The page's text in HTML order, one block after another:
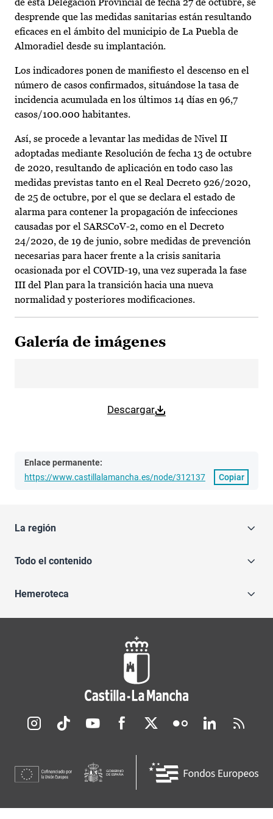
desprende que las medidas sanitarias están resultando
eficaces en el ámbito del municipio de La Puebla de
Almoradiel desde su implantación.
Los indicadores ponen de manifiesto el descenso en el
número de casos confirmados, situándose la tasa de
incidencia acumulada en los últimos 14 días en 96,7
casos/100.000 habitantes.
Así, se procede a levantar las medidas de Nivel II
adoptadas mediante Resolución de fecha 13 de octubre
de 2020, resultando de aplicación en todo caso las
medidas previstas tanto en el Real Decreto 926/2020,
de 25 de octubre, por el que se declara el estado de
alarma para contener la propagación de infecciones
causadas por el SARSCoV-2, como en el Decreto
24/2020, de 19 de junio, sobre medidas de prevención
necesarias para hacer frente a la crisis sanitaria
ocasionada por el COVID-19, una vez superada la fase
III del Plan para la transición hacia una nueva
normalidad y posteriores modificaciones.
Galería de imágenes
Descargar
Enlace permanente:
https://www.castillalamancha.es/node/312137
Copiar
La región
Todo el contenido
Hemeroteca
Redes sociales JCCM